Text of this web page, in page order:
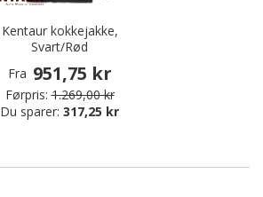
Kentaur kokkejakke,
Svart/Rød
Fra 951,75 kr
Førpris: 1.269,00 kr
Du sparer: 317,25 kr